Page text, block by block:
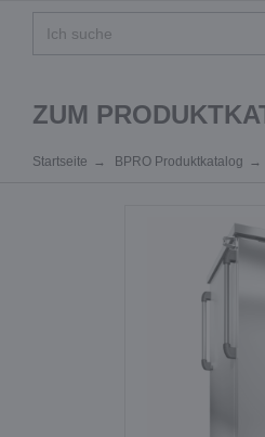
ZUM
Startseite BPRO Produktkatalog